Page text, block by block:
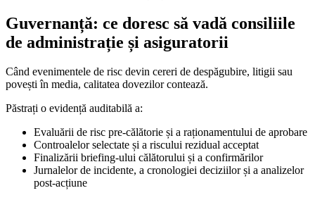
Guvernanță: ce doresc să vadă consiliile
de administrație și asiguratorii
Când evenimentele de risc devin cereri de despăgubire, litigii sau
povești în media, calitatea dovezilor contează.
Păstrați o evidență auditabilă a:
Evaluării de risc pre-călătorie și a raționamentului de aprobare
Controalelor selectate și a riscului rezidual acceptat
Finalizării briefing-ului călătorului și a confirmărilor
Jurnalelor de incidente, a cronologiei deciziilor și a analizelor
post-acțiune